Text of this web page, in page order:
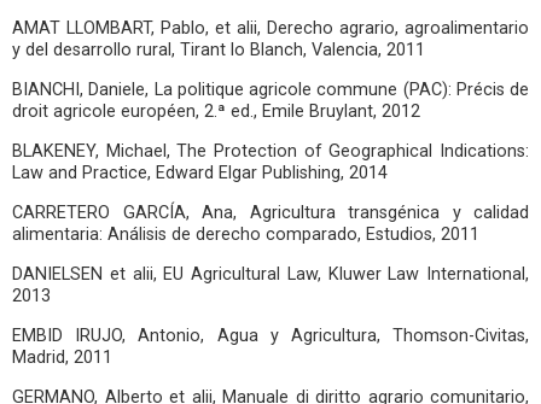
AMAT LLOMBART, Pablo, et alii, Derecho agrario, agroalimentario
y del desarrollo rural, Tirant lo Blanch, Valencia, 2011
BIANCHI, Daniele, La politique agricole commune (PAC): Précis de
droit agricole européen, 2.ª ed., Emile Bruylant, 2012
BLAKENEY, Michael, The Protection of Geographical Indications:
Law and Practice, Edward Elgar Publishing, 2014
CARRETERO GARCÍA, Ana, Agricultura transgénica y calidad
alimentaria: Análisis de derecho comparado, Estudios, 2011
DANIELSEN et alii, EU Agricultural Law, Kluwer Law International,
2013
EMBID IRUJO, Antonio, Agua y Agricultura, Thomson-Civitas,
Madrid, 2011
GERMANO, Alberto et alii, Manuale di diritto agrario comunitario,